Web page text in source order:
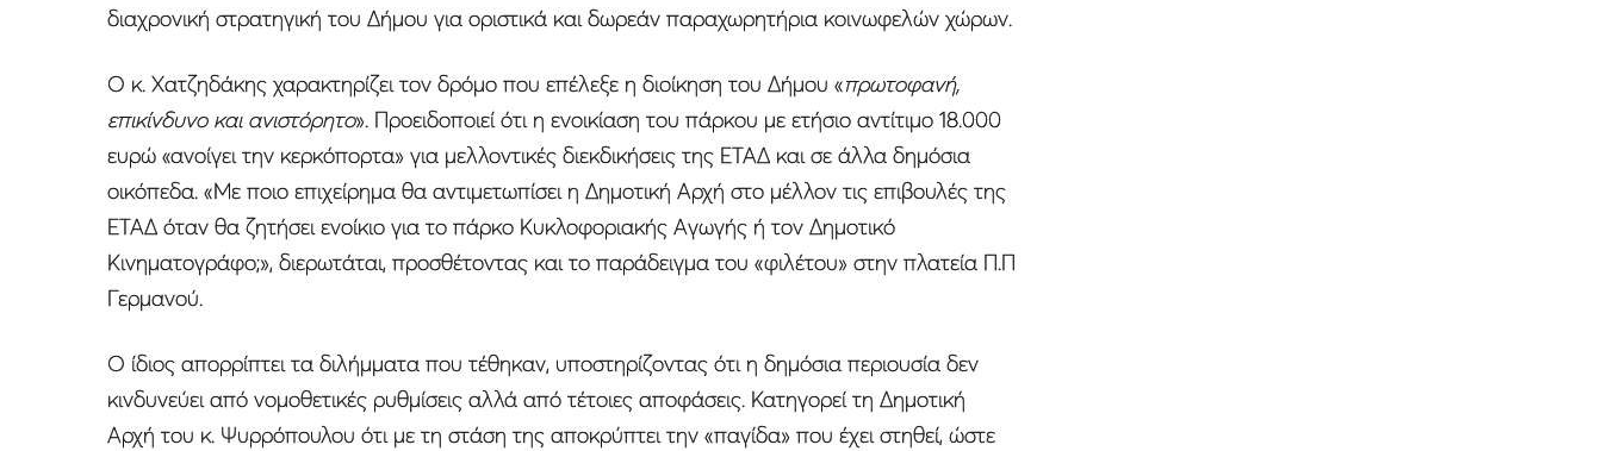
διαχρονική στρατηγική του Δήμου για οριστικά και δωρεάν παραχωρητήρια κοινωφελών χώρων.
Ο κ. Χατζηδάκης χαρακτηρίζει τον δρόμο που επέλεξε η διοίκηση του Δήμου «πρωτοφανή,
επικίνδυνο και ανιστόρητο». Προειδοποιεί ότι η ενοικίαση του πάρκου με ετήσιο αντίτιμο 18.000
ευρώ «ανοίγει την κερκόπορτα» για μελλοντικές διεκδικήσεις της ΕΤΑΔ και σε άλλα δημόσια
οικόπεδα. «Με ποιο επιχείρημα θα αντιμετωπίσει η Δημοτική Αρχή στο μέλλον τις επιβουλές της
ΕΤΑΔ όταν θα ζητήσει ενοίκιο για το πάρκο Κυκλοφοριακής Αγωγής ή τον Δημοτικό
Κινηματογράφο;», διερωτάται, προσθέτοντας και το παράδειγμα του «φιλέτου» στην πλατεία Π.Π
Γερμανού.
Ο ίδιος απορρίπτει τα διλήμματα που τέθηκαν, υποστηρίζοντας ότι η δημόσια περιουσία δεν
κινδυνεύει από νομοθετικές ρυθμίσεις αλλά από τέτοιες αποφάσεις. Κατηγορεί τη Δημοτική
Αρχή του κ. Ψυρρόπουλου ότι με τη στάση της αποκρύπτει την «παγίδα» που έχει στηθεί, ώστε